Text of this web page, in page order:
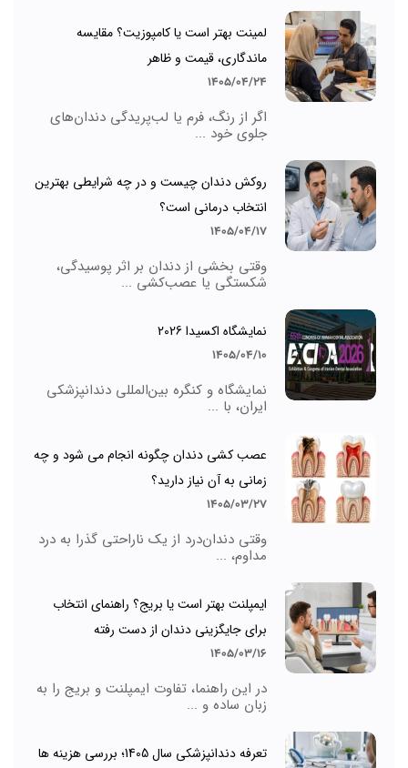
لمینت بهتر است یا کامپوزیت؟ مقایسه
ماندگاری، قیمت و ظاهر
1405/04/24
اگر از رنگ، فرم یا لب‌پریدگی دندان‌های
جلوی خود ...
روکش دندان چیست و در چه شرایطی بهترین
انتخاب درمانی است؟
1405/04/17
وقتی بخشی از دندان بر اثر پوسیدگی،
شکستگی یا عصب‌کشی ...
نمایشگاه اکسیدا 2026
1405/04/10
نمایشگاه و کنگره بین‌المللی دندانپزشکی
ایران، با ...
عصب کشی دندان چگونه انجام می شود و چه
زمانی به آن نیاز دارید؟
1405/03/27
وقتی دندان‌درد از یک ناراحتی گذرا به درد
مداوم، ...
ایمپلنت بهتر است یا بریج؟ راهنمای انتخاب
برای جایگزینی دندان از دست رفته
1405/03/16
در این راهنما، تفاوت ایمپلنت و بریج را به
زبان ساده و ...
تعرفه دندانپزشکی سال 1405؛ بررسی هزینه ها